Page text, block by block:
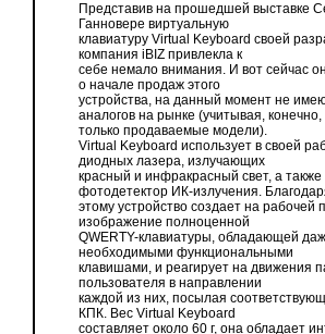
Представив на прошедшей выставке
Ганновере виртуальную
клавиатуру Virtual Keyboard своей
компания iBIZ привлекла к
себе немало внимания. И вот сейчас
о начале продаж этого
устройства, на данный момент не
аналогов на рынке (учитывая, конечно,
только продаваемые модели).
Virtual Keyboard использует в своей
диодных лазера, излучающих
красный и инфракрасный свет, а также
фотодетектор ИК-излучения.
этому устройство создает на рабочей
изображение полноценной
QWERTY-клавиатуры, обладающей
необходимыми функциональными
клавишами, и реагирует на движения
пользователя в направлении
каждой из них, посылая
КПК. Вес Virtual Keyboard
составляет около 60 г, она обладает